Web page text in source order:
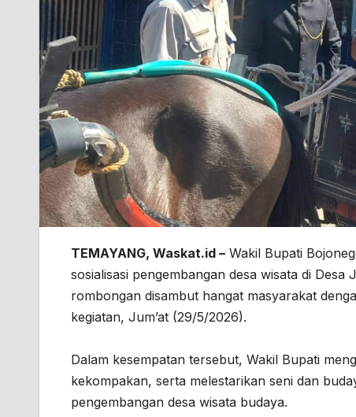
TEMAYANG, Waskat.id – Wakil Bupati
sosialisasi pengembangan desa wisata di
rombongan disambut hangat masyarakat
kegiatan, Jum’at (29/5/2026).
Dalam kesempatan tersebut, Wakil Bupati
kekompakan, serta melestarikan seni dan
pengembangan desa wisata budaya.